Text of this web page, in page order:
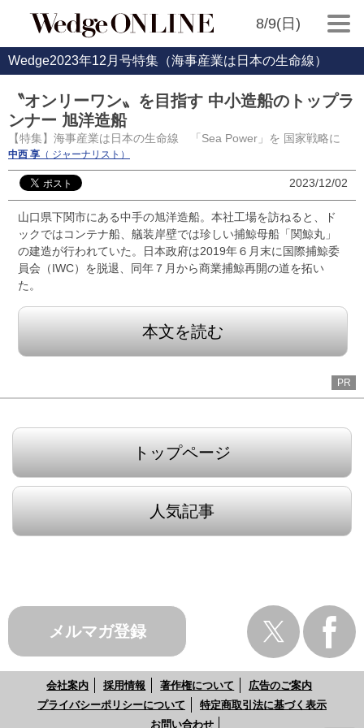
8/9(日)
Wedge2023年12月号特集（海事産業は日本の生命線）
〝オンリーワン〟を目指す 中小造船のトップラ
ンナー 旭洋造船
【特集】海事産業は日本の生命線 「Sea Power」を 国家戦略に
中西 享 （ ジャーナリスト）
2023/12/02
山口県下関市にある中手の旭洋造船。本社工場を訪ねると、ド
ックではコンテナ船、艤装岸壁では珍しい捕鯨母船「関鯨丸」
の建造が行われていた。日本政府は2019年６月末に国際捕鯨委
員会（IWC）を脱退、同年７月から商業捕鯨再開の道を拓い
た。
本文を読む
PR
トップページ
人気記事
メルマガ登録
会社案内 採用情報 著作権について
広告のご案内
プライバシーポリシーについて
特定商取引法に基づく表示
お問い合わせ